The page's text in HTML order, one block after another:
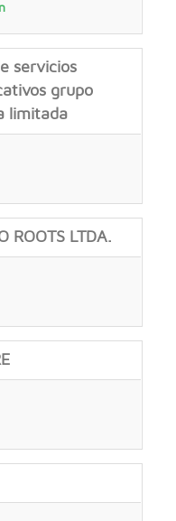
servicios
grupo
limitada
ROOTS LTDA.